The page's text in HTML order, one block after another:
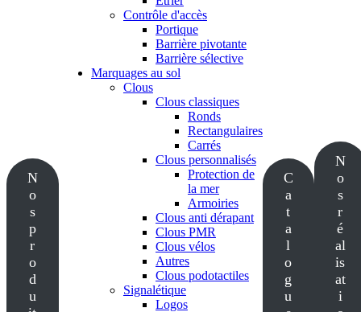
N
o
s
p
r
o
d
u
Contrôle d'accès
Portique
Barrière pivotante
Barrière sélective
Marquages au sol
Clous
Clous classiques
Ronds
Rectangulaires
Carrés
Clous personnalisés
Protection de
la mer
Armoiries
Clous anti dérapant
Clous PMR
Clous vélos
Autres
Clous podotactiles
Signalétique
Logos
C
a
t
a
l
o
g
u
N
o
s
r
é
al
is
at
i